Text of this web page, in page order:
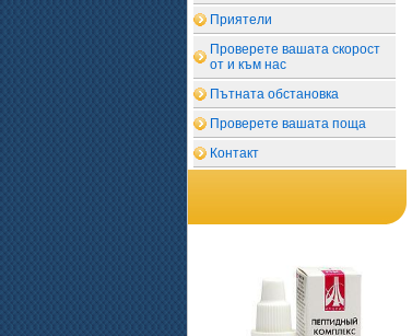
Приятели
Проверете вашата скорост
от и към нас
Пътната обстановка
Проверете вашата поща
Контакт